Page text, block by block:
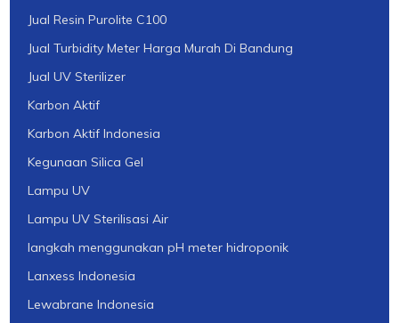
Jual Resin Purolite C100
Jual Turbidity Meter Harga Murah Di Bandung
Jual UV Sterilizer
Karbon Aktif
Karbon Aktif Indonesia
Kegunaan Silica Gel
Lampu UV
Lampu UV Sterilisasi Air
langkah menggunakan pH meter hidroponik
Lanxess Indonesia
Lewabrane Indonesia